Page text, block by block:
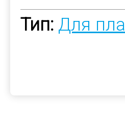
Тип: Для